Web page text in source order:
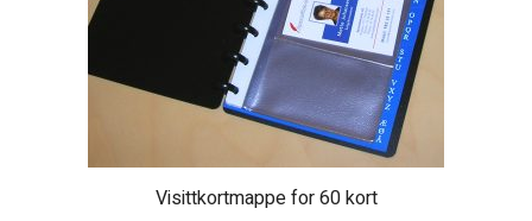
Visittkortmappe for 60 kort